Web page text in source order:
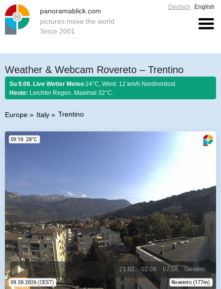
panoramablick.com
pictures move the world
Since 2001
Deutsch English
Weather & Webcam Rovereto – Trentino
Su 9.08. Live Wetter Meteo 24°C, Wind: 12 km/h Nordnordost.
Heute: Leichter Regen. Maximal 32°C.
Europe Italy Trentino
Gestern
07.08.
02.08.
21.02.